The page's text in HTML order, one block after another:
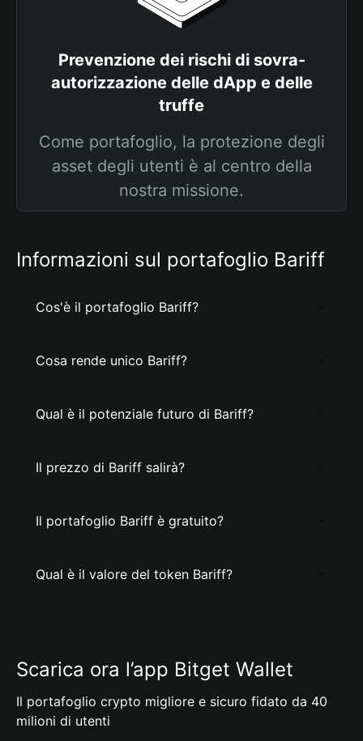
Prevenzione dei rischi di sovra-
autorizzazione delle dApp e delle
truffe
Come portafoglio, la protezione degli
asset degli utenti è al centro della
nostra missione.
Informazioni sul portafoglio Bariff
Cos'è il portafoglio Bariff?
Cosa rende unico Bariff?
Qual è il potenziale futuro di Bariff?
Il prezzo di Bariff salirà?
Il portafoglio Bariff è gratuito?
Qual è il valore del token Bariff?
Scarica ora l’app Bitget Wallet
Il portafoglio crypto migliore e sicuro fidato da 40
milioni di utenti